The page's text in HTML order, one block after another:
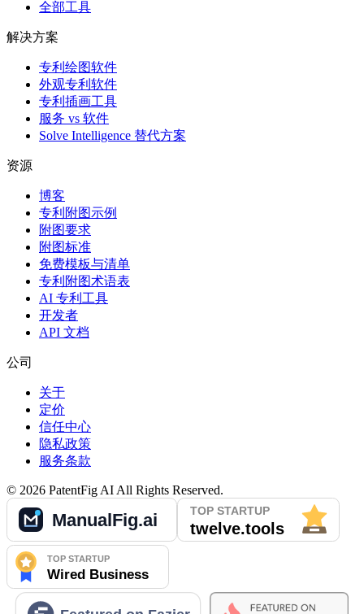
全部工具
解决方案
专利绘图软件
外观专利软件
专利插画工具
服务 vs 软件
Solve Intelligence 替代方案
资源
博客
专利附图示例
附图要求
附图标准
免费模板与清单
专利附图术语表
AI 专利工具
开发者
API 文档
公司
关于
定价
信任中心
隐私政策
服务条款
© 2026 PatentFig AI All Rights Reserved.